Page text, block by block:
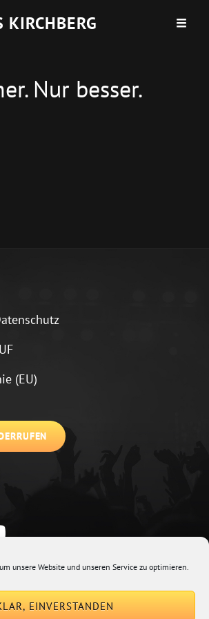
unsere Website und unseren Service zu optimieren.
EINVERSTANDEN
KIRCHBERG
Nur besser.
(EU)
Euphony By Catch Themes